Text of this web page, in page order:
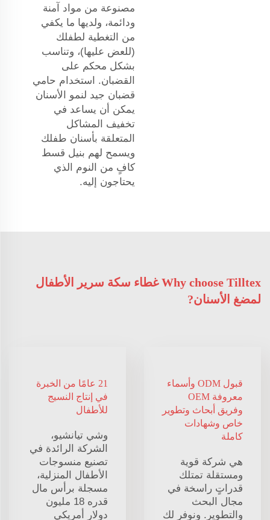
مصنوعة من مواد آمنة
ودائمة، ولديها ما يكفي
من التغطية لطفلك
(للعض عليها)، وتناسب
بشكل محكم على
القضبان. استخدام حامي
قضبان جيد لنمو الأسنان
يمكن أن يساعد في
تخفيف المشاكل
المتعلقة بأسنان طفلك
ويسمح لهم بنيل قسط
كافٍ من النوم الذي
يحتاجون إليه.
Why choose Tilltex غطاء سكة سرير الأطفال
لمضغ الأسنان?
قبول ODM وأسماء
معروفة OEM
وفريق أبحاث وتطوير
خاص وشهادات
كاملة
هي شركة قوية
ومستقلة تمتلك
قدراتٍ راسخة في
مجال البحث
والتطوير. ونوفر لك
21 عامًا من الخبرة
في إنتاج النسيج
للأطفال
وشي تيانشيو،
الشركة الرائدة في
تصنيع منسوجات
الأطفال المنزلية،
مسجلة برأس مال
قدره 18 مليون
دولار أمريكي